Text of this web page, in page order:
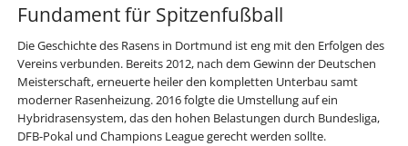
Fundament für Spitzenfußball
Die Geschichte des Rasens in Dortmund ist eng mit den Erfolgen des
Vereins verbunden. Bereits 2012, nach dem Gewinn der Deutschen
Meisterschaft, erneuerte heiler den kompletten Unterbau samt
moderner Rasenheizung. 2016 folgte die Umstellung auf ein
Hybridrasensystem, das den hohen Belastungen durch Bundesliga,
DFB-Pokal und Champions League gerecht werden sollte.